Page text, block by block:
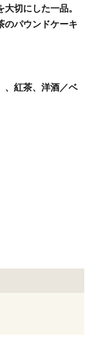
切にした一品。
のパウンドケーキ
、紅茶、洋酒／ベ